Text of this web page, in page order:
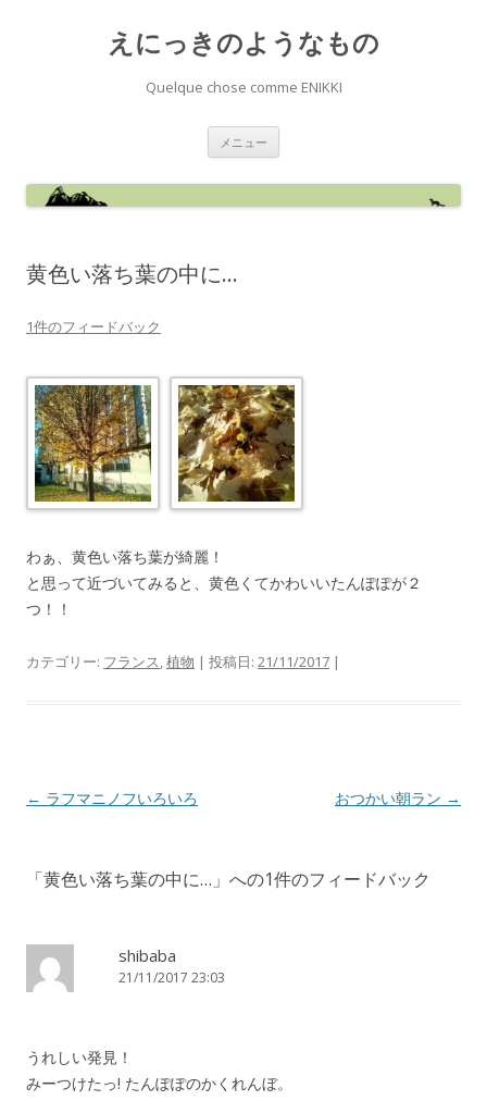
えにっきのようなもの
Quelque chose comme ENIKKI
メニュー
ン
へ
黄色い落ち葉の中に…
1件のフィードバック
わぁ、黄色い落ち葉が綺麗！
と思って近づいてみると、黄色くてかわいいたんぽぽが２
つ！！
カテゴリー: フランス 植物 | 投稿日: 21/11/2017 |
投
ー
シ
← ラフマニノフいろいろ おつかい朝ラン →
「黄色い落ち葉の中に… 」への1件のフィードバック
shibaba
21/11/2017 23:03
うれしい発見！
みーつけたっ! たんぽぽのかくれんぼ。